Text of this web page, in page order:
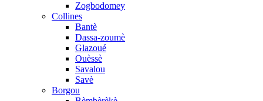
Zogbodomey
Collines
Bantè
Dassa-zoumè
Glazoué
Ouèssè
Savalou
Savè
Borgou